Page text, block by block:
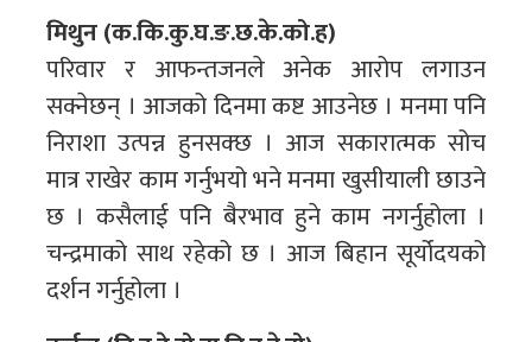
मिथुन (क.कि.कु.घ.ङ.छ.के.को.ह)
परिवार र आफन्तजनले अनेक आरोप लगाउन
सक्नेछन् । आजको दिनमा कष्ट आउनेछ । मनमा पनि
निराशा उत्पन्न हुनसक्छ । आज सकारात्मक सोच
मात्र राखेर काम गर्नुभयो भने मनमा खुसीयाली छाउने
छ । कसैलाई पनि बैरभाव हुने काम नगर्नुहोला ।
चन्द्रमाको साथ रहेको छ । आज बिहान सूर्योदयको
दर्शन गर्नुहोला ।